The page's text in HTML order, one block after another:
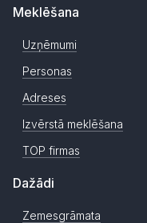
Meklēšana
Uzņēmumi
Personas
Adreses
Izvērstā meklēšana
TOP firmas
Dažādi
Zemesgrāmata